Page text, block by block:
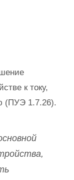
к току,
(ПУЭ 1.7.26).